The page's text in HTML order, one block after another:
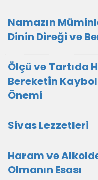
Namazın
Dinin Direği ve
Ölçü ve Tartıda
Bereketin
Önemi
Sivas Lezzetleri
Haram ve
Olmanın Esası